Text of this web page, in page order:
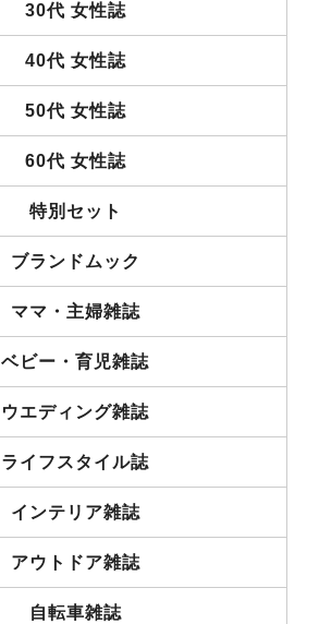
30代 女性誌
40代 女性誌
50代 女性誌
60代 女性誌
特別セット
ブランドムック
ママ・主婦雑誌
ベビー・育児雑誌
ウエディング雑誌
ライフスタイル誌
インテリア雑誌
アウトドア雑誌
自転車雑誌